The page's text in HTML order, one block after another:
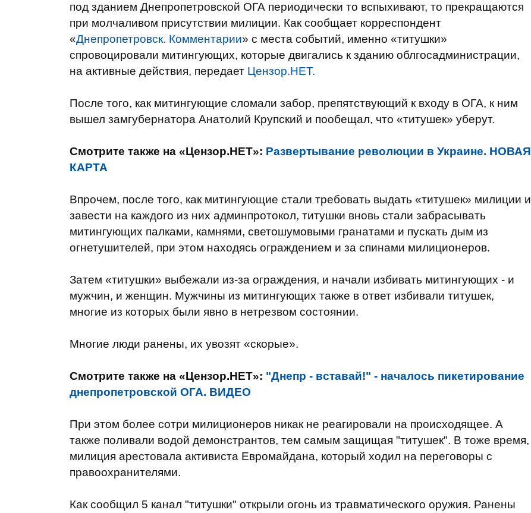
под зданием Днепропетровской ОГА периодически то вспыхивают, то прекращаются
при молчаливом присутствии милиции. Как сообщает корреспондент
«Днепропетровск. Комментарии» с места событий, именно «титушки»
спровоцировали митингующих, которые двигались к зданию облгосадминистрации,
на активные действия, передает Цензор.НЕТ.
После того, как митингующие сломали забор, препятствующий к входу в ОГА, к ним
вышел замгубернатора Анатолий Крупский и пообещал, что «титушек» уберут.
Смотрите также на «Цензор.НЕТ»: Развертывание революции в Украине. НОВАЯ
КАРТА
Впрочем, после того, как митингующие стали требовать выдать «титушек» милиции и
завести на каждого из них админпротокол, титушки вновь стали забрасывать
митингующих палками, камнями, светошумовыми гранатами и пускать дым из
огнетушителей, при этом находясь ограждением и за спинами милиционеров.
Затем «титушки» выбежали из-за ограждения, и начали избивать митингующих - и
мужчин, и женщин. Мужчины из митингующих также в ответ избивали титушек,
многие из которых были явно в нетрезвом состоянии.
Многие люди ранены, их увозят «скорые».
Смотрите также на «Цензор.НЕТ»: "Днепр - вставай!" - началось пикетирование
днепропетровской ОГА. ВИДЕО
При этом более сотри милиционеров никак не реагировали на происходящее. А
также поливали водой демонстрантов, тем самым защищая "титушек". В тоже время,
милиция арестовала активиста Евромайдана, который ходил на переговоры с
правоохранителями.
Как сообщил 5 канал "титушки" открыли огонь из травматического оружия. Ранены